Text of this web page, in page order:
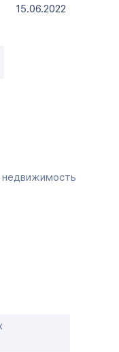
15.06.2022
недвижимость